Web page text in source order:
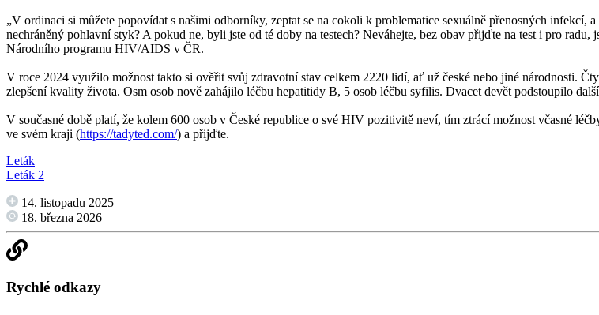
„V ordinaci si můžete popovídat s našimi odborníky, zeptat se na cokoli k problematice sexuálně přenosných
nechráněný pohlavní styk? A pokud ne, byli jste od té doby na testech? Neváhejte, bez obav přijďte na test i pro
Národního programu HIV/AIDS v ČR.
V roce 2024 využilo možnost takto si ověřit svůj zdravotní stav celkem 2220 lidí, ať už české nebo jiné národnosti.
zlepšení kvality života. Osm osob nově zahájilo léčbu hepatitidy B, 5 osob léčbu syfilis. Dvacet devět podstoupilo
V současné době platí, že kolem 600 osob v České republice o své HIV pozitivitě neví, tím ztrácí možnost včasné
ve svém kraji (https://tadyted.com/) a přijďte.
Leták
Leták 2
14. listopadu 2025
18. března 2026
Rychlé odkazy